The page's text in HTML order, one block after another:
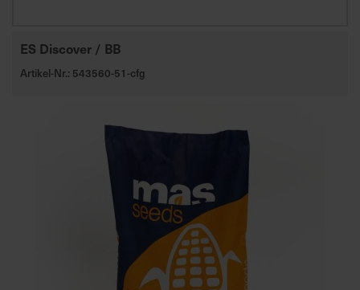
ES Discover / BB
Artikel-Nr.: 543560-51-cfg